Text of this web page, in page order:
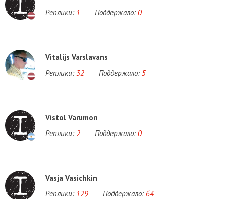
Реплики: 1 Поддержало: 0
Vitalijs Varslavans
Реплики: 32 Поддержало: 5
Vistol Varumon
Реплики: 2 Поддержало: 0
Vasja Vasichkin
Реплики: 129 Поддержало: 64